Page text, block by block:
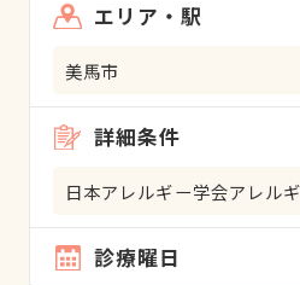
エリア・駅
美馬市
詳細条件
日本アレルギー学会アレル
診療曜日